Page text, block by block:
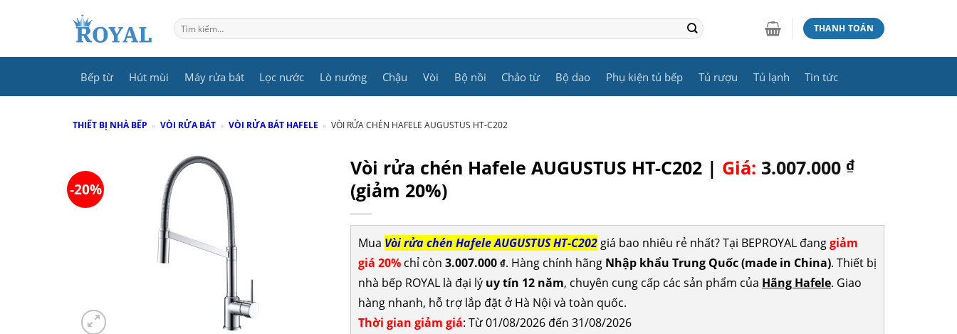
Tìm
kiếm:
THANH TOÁN
Bếp từ Hút mùi Máy rửa bát Lọc nước Lò nướng Chậu Vòi Bộ nồi Chảo từ Bộ dao Phụ kiện tủ bếp Tủ rượu Tủ lạnh Tin tức
THIẾT BỊ NHÀ BẾP » VÒI RỬA BÁT » VÒI RỬA BÁT HAFELE » VÒI RỬA CHÉN HAFELE AUGUSTUS HT-C202
-20%
Vòi rửa chén Hafele AUGUSTUS HT-C202 | Giá: 3.007.000 ₫
(giảm 20%)
Mua Vòi rửa chén Hafele AUGUSTUS HT-C202giá bao nhiêu rẻ nhất? Tại BEPROYAL đanggiảm
giá 20%chỉ còn 3.007.000 ₫. Hàng chính hãng Nhập khẩu Trung Quốc (made in China). Thiết bị
nhà bếp ROYAL là đại lý uy tín 12 năm, chuyên cung cấp các sản phẩm của Hãng Hafele. Giao
hàng nhanh, hỗ trợ lắp đặt ở Hà Nội và toàn quốc.
Thời gian giảm giá: Từ 01/08/2026 đến 31/08/2026